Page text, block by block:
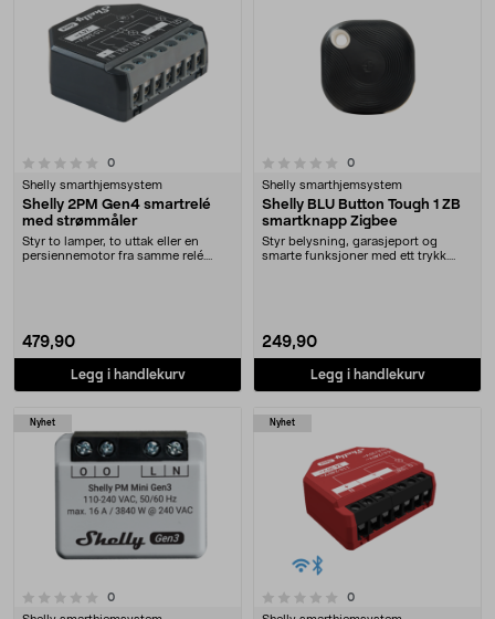
0anmeldelser
Shelly smarthjemsystem
Shelly 2PM Gen4 smartrelé
med strømmåler
Styr to lamper, to uttak eller en
persiennemotor fra samme relé.
479,90
Legg i handlekurv
0.0 av 5 stjerner 0anmeldelser
Shelly smarthjemsystem
Shelly BLU Button Tough 1 ZB
smartknapp Zigbee
Styr belysning, garasjeport og
smarte funksjoner med ett trykk.
249,90
Legg i handlekurv
Nyhet
0anmeldelser
Nyhet
0.0 av 5 stjerner 0anmeldelser